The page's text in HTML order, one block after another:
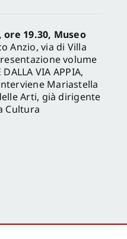
19.30, Museo
Anzio, via di Villa
volume
DALLA VIA APPIA,
Mariastella
Arti, già dirigente
Cultura